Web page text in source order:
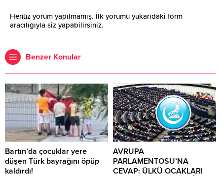
Henüz yorum yapılmamış. İlk yorumu yukarıdaki form
aracılığıyla siz yapabilirsiniz.
Benzer Konular
Bartın’da çocuklar yere
düşen Türk bayrağını öpüp
kaldırdı!
AVRUPA
PARLAMENTOSU’NA
CEVAP: ÜLKÜ OCAKLARI